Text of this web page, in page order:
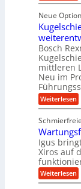
r
r
a
u
e
U
g
e
b
u
n
g
e
n
n
g
a
n
g
a
l
s
a
s
c
h
i
n
e
n
f
r
p
r
ä
z
i
s
e
H
u
b
e
w
e
g
u
n
g
e
f
r
A
u
t
o
m
o
t
i
v
e
n
d
a
s
c
h
i
D
g
i
t
a
l
e
r
e
r
k
z
e
u
g
k
r
e
i
s
Neue
Bosch
mittleren
Neu im
Weiterlesen:
K
g
e
l
s
c
h
i
e
Igus
Xiros auf
Weiterlesen: